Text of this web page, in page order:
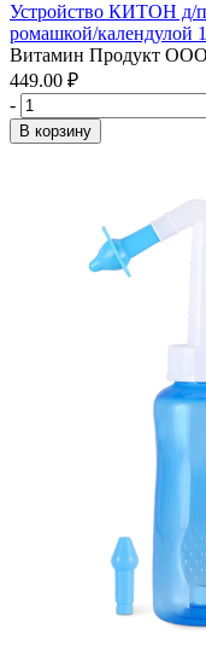
Устройство КИТОН д/
ромашкой/календулой
Витамин Продукт ООО
449.00 ₽
-
В корзину